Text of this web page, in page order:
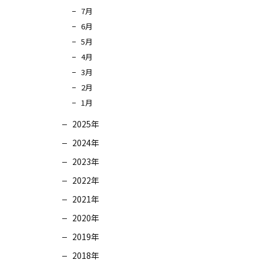
7月
6月
5月
4月
3月
2月
1月
2025年
2024年
2023年
2022年
2021年
2020年
2019年
2018年